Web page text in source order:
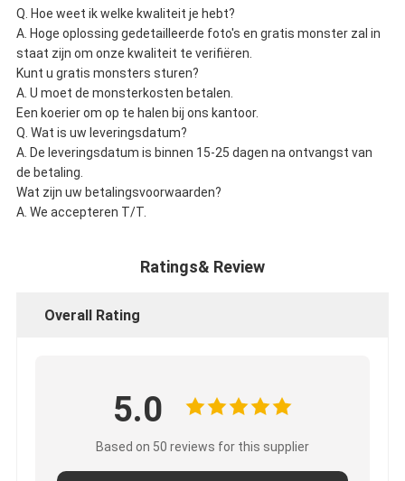
Q. Hoe weet ik welke kwaliteit je hebt?
A. Hoge oplossing gedetailleerde foto's en gratis monster zal in
staat zijn om onze kwaliteit te verifiëren.
Kunt u gratis monsters sturen?
A. U moet de monsterkosten betalen.
Een koerier om op te halen bij ons kantoor.
Q. Wat is uw leveringsdatum?
A. De leveringsdatum is binnen 15-25 dagen na ontvangst van
de betaling.
Wat zijn uw betalingsvoorwaarden?
A. We accepteren T/T.
Ratings& Review
Overall Rating
5.0
Based on 50 reviews for this supplier